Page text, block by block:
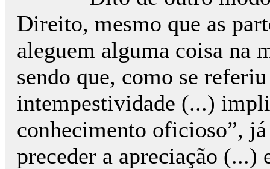
Direito, mesmo que as
aleguem alguma coisa na
sendo que, como se
intempestividade (...)
conhecimento oficioso”, já
preceder a apreciação (...)